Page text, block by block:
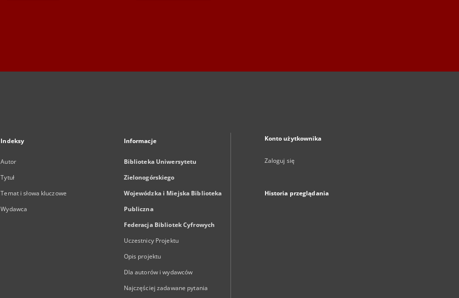
Indeksy
Autor
Tytuł
Temat i słowa kluczowe
Wydawca
Informacje
Biblioteka Uniwersytetu
Zielonogórskiego
Wojewódzka i Miejska Biblioteka
Publiczna
Federacja Bibliotek Cyfrowych
Uczestnicy Projektu
Opis projektu
Dla autorów i wydawców
Najczęściej zadawane pytania
Konto użytkownika
Zaloguj się
Historia przeglądania